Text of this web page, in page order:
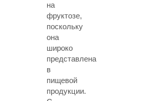
на
фруктозе,
поскольку
она
широко
представлена
в
пищевой
продукции.